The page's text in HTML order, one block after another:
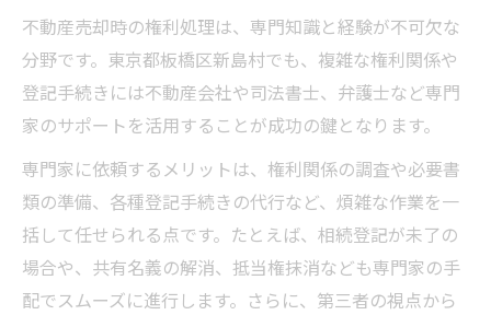
不動産売却時の権利処理は、専門知識と経験が不可欠な
分野です。東京都板橋区新島村でも、複雑な権利関係や
登記手続きには不動産会社や司法書士、弁護士など専門
家のサポートを活用することが成功の鍵となります。
専門家に依頼するメリットは、権利関係の調査や必要書
類の準備、各種登記手続きの代行など、煩雑な作業を一
括して任せられる点です。たとえば、相続登記が未了の
場合や、共有名義の解消、抵当権抹消なども専門家の手
配でスムーズに進行します。さらに、第三者の視点から